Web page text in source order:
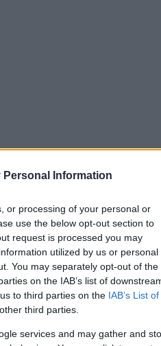
Personal Information
or processing of your personal or
use the below opt-out section to
request is processed you may
utilized by us or personal
You may separately opt-out of the
on the IAB’s list of
to third parties on the IAB’s List of
third parties.
services and may gather and